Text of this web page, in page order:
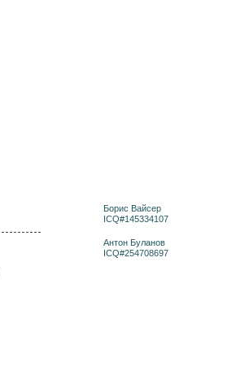
Борис Вайсер
ICQ#145334107
Антон Буланов
ICQ#254708697